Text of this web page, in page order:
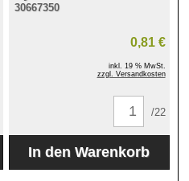
30667350
0,81 €
inkl. 19 % MwSt.
zzgl. Versandkosten
/22